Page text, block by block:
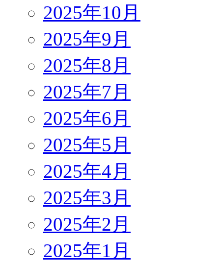
2025年10月
2025年9月
2025年8月
2025年7月
2025年6月
2025年5月
2025年4月
2025年3月
2025年2月
2025年1月